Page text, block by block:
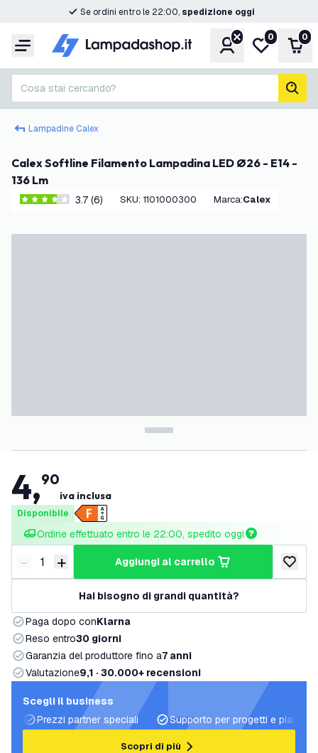
Se ordini entro le 22:00, spedizione oggi
Menu Account
Lista
0 0
Cosa stai cercando?
Lampadine Calex
Calex Softline Filamento Lampadina LED Ø26 - E14 -
136 Lm
3.7 stelle di valutazione
3.7 (6) SKU: 1101000300 Marca: Calex
4,90
iva inclusa
Disponibile
Ordine effettuato entro le 22:00, spedito oggi
Riduci quantità
- Aumenta quantità
+ aggiungi al carrello
Hai bisogno di grandi quantità?
Paga dopo conKlarna
Reso entro30 giorni
Garanzia del produttore fino a7 anni
Valutazione9,1 · 30.000+ recensioni
Scegli il business
Prezzi partner speciali
Supporto per progetti e piani di
Scopri di più